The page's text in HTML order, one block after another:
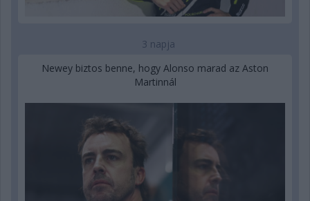
3 napja
Newey biztos benne, hogy Alonso marad az Aston
Martinnál